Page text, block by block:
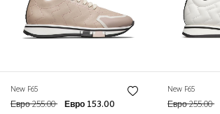
New F65
Евро 255.00 Евро 153.00
New F65
Евро 255.00